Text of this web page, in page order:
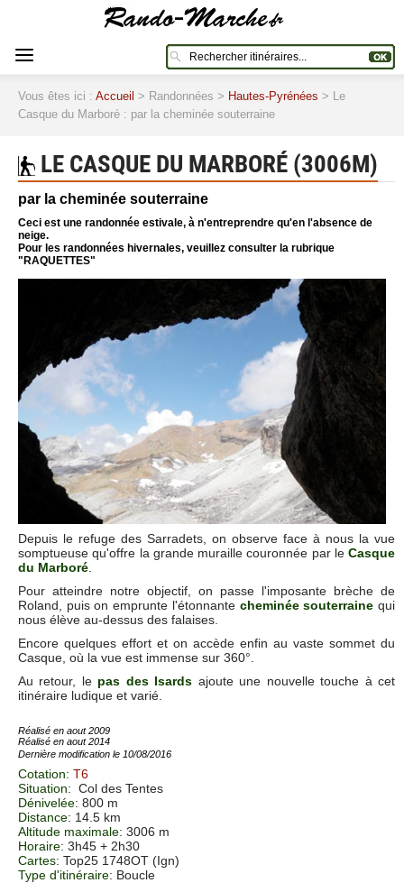
Vous êtes ici : Accueil > Randonnées > Hautes-Pyrénées > Le
Casque du Marboré : par la cheminée souterraine
LE CASQUE DU MARBORÉ (3006M)
par la cheminée souterraine
Ceci est une randonnée estivale, à n'entreprendre qu'en l'absence de
neige.
Pour les randonnées hivernales, veuillez consulter la rubrique
"RAQUETTES"
Depuis le refuge des Sarradets, on observe face à nous la vue
somptueuse qu'offre la grande muraille couronnée par le Casque
du Marboré
Pour atteindre notre objectif, on passe l'imposante brèche de
Roland, puis on emprunte l'étonnante cheminée souterraine qui
nous élève au-dessus des falaises.
Encore quelques effort et on accède enfin au vaste sommet du
Casque, où la vue est immense sur 360°.
Au retour, le pas des Isards ajoute une nouvelle touche à cet
itinéraire ludique et varié.
Réalisé en aout 2009
Réalisé en aout 2014
Dernière modification le 10/08/2016
Cotation: T6
Situation: Col des Tentes
Dénivelée: 800 m
Distance: 14.5 km
Altitude maximale: 3006 m
Horaire: 3h45 + 2h30
Cartes: Top25 1748OT (Ign)
Type d'itinéraire: Boucle